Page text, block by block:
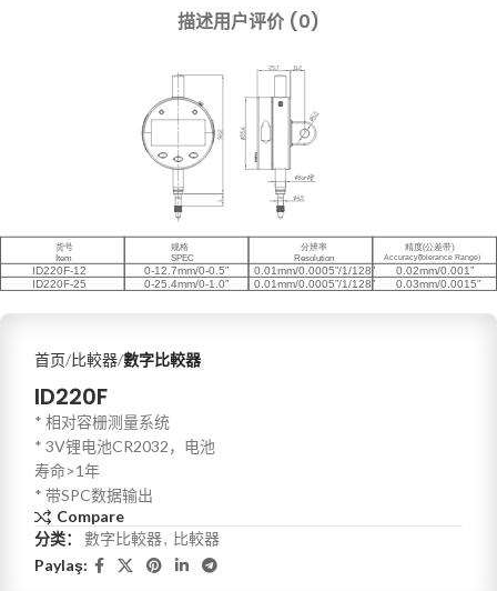
描述用户评价 (0)
首页 比較器 數字比較器
ID220F
* 相对容栅测量系统
* 3V锂电池CR2032，电池
寿命>1年
* 带SPC数据输出
Compare
分类：
數字比較器, 比較器
Paylaş: